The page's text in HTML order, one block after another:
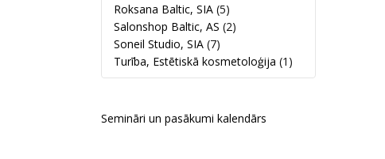
Roksana Baltic, SIA (5)
Salonshop Baltic, AS (2)
Soneil Studio, SIA (7)
Turība, Estētiskā kosmetoloģija (1)
Semināri un pasākumi kalendārs